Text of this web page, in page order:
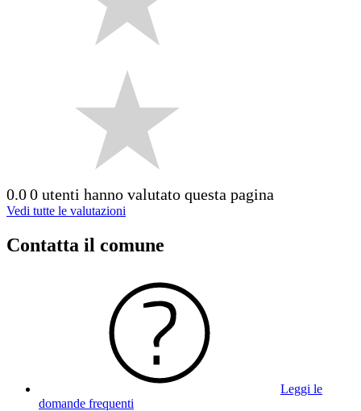
0.00 utenti hanno valutato questa pagina
Vedi tutte le valutazioni
Contatta il comune
Leggi le
domande frequenti